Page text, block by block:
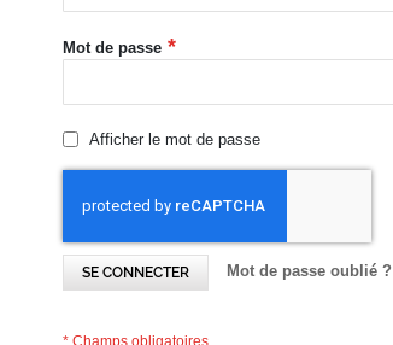
Mot de passe
Afficher le mot de passe
SE CONNECTER Mot de passe oublié ?